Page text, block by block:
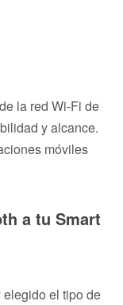
la red Wi-Fi de
y alcance.
móviles
a tu Smart
el tipo de